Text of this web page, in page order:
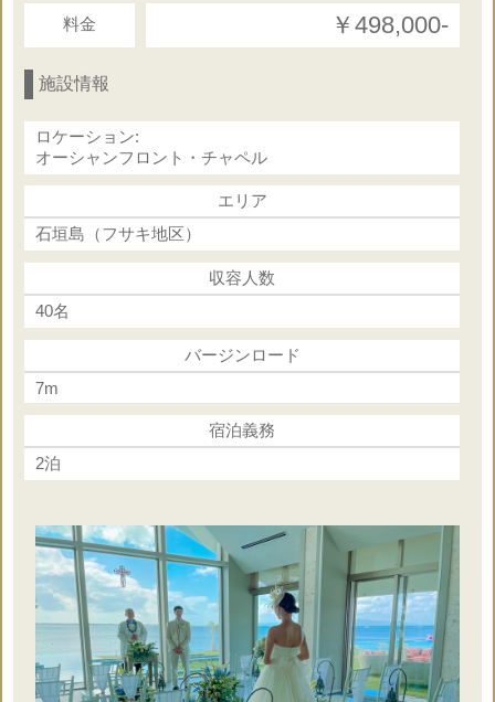
挙式基本パッケージ（神前式）
【合計内訳】挙式＋フォト＋ヘアメイク
◇牧師様 60,000円
◇新婦ヘアメイク 40,000円
◇ヘアメイク同行（挙式＋フォト）25,000円
◇フォト（挙式前＋挙式＋挙式後）
約1.5時間 150カット 78,000円
※挙式に必要なオプショナルの合計金額です
※挙式代金に合計金額を加算してください
※人前式の場合は牧師様の料金は減額ください
※その他様々なオプションを追加可能
下記オプション一覧をご参照ください
料金 ￥498,000‐
施設情報
ロケーション:
オーシャンフロント・チャペル
エリア
石垣島（フサキ地区）
収容人数
40名
バージンロード
7m
宿泊義務
2泊